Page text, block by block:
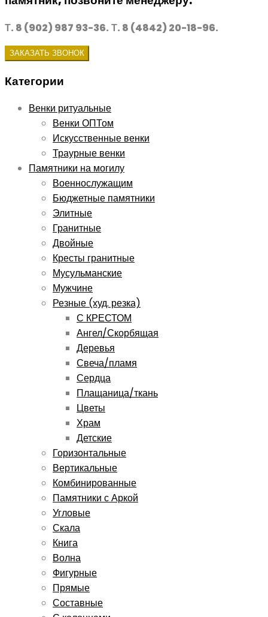
Т. 8 (902) 987 93-36. Т. 8 (4842) 20-18-96.
ЗАКАЗАТЬ ЗВОНОК
Категории
Венки ритуальные
Венки ОПТом
Искусственные венки
Траурные венки
Памятники на могилу
Военнослужащим
Бюджетные памятники
Элитные
Гранитные
Двойные
Кресты гранитные
Мусульманские
Мужчине
Резные (худ. резка)
С КРЕСТОМ
Ангел/Скорбящая
Деревья
Свеча/пламя
Сердца
Плащаница/ткань
Цветы
Храм
Детские
Горизонтальные
Вертикальные
Комбинированные
Памятники с Аркой
Угловые
Скала
Книга
Волна
Фигурные
Прямые
Составные